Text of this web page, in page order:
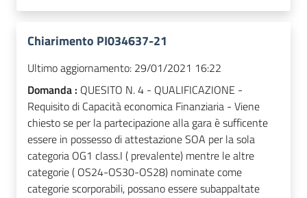
Chiarimento PI034637-21
Ultimo aggiornamento: 29/01/2021 16:22
Domanda : QUESITO N. 4 - QUALIFICAZIONE -
Requisito di Capacità economica Finanziaria - Viene
chiesto se per la partecipazione alla gara è sufficente
essere in possesso di attestazione SOA per la sola
categoria OG1 class.I ( prevalente) mentre le altre
categorie ( OS24-OS30-OS28) nominate come
categorie scorporabili, possano essere subappaltate